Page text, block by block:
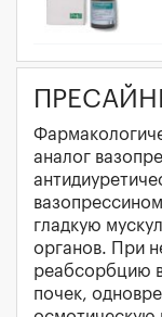
аналог
гладкую
органов. При
реабсорбцию
почек,